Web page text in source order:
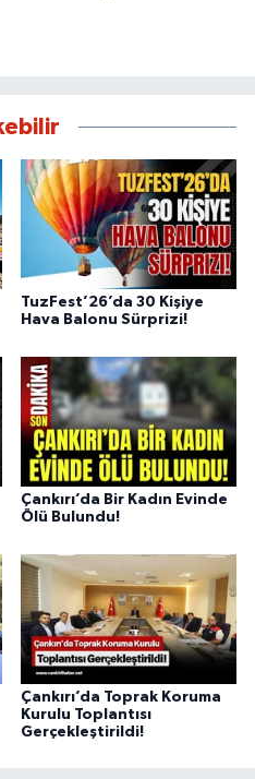
TuzFest’26’da 30 Kişiye
Hava Balonu Sürprizi!
Çankırı’da Bir Kadın Evinde
Ölü Bulundu!
Çankırı’da Toprak Koruma
Kurulu Toplantısı
Gerçekleştirildi!